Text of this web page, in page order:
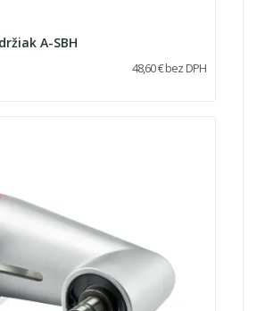
A-SBH
48,60 € bez DPH